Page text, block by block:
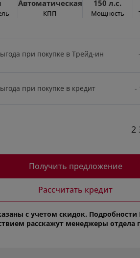
Автоматическая
КПП
150 л.с.
Мощность
при покупке в Трейд-ин
при покупке в кредит -
2
Получить предложение
Рассчитать кредит
с учетом скидок. Подробности
расскажут менеджеры отдела